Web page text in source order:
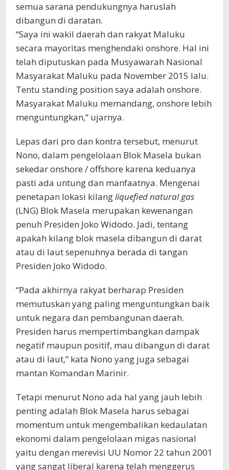
semua sarana pendukungnya haruslah
dibangun di daratan.
“Saya ini wakil daerah dan rakyat Maluku
secara mayoritas menghendaki onshore. Hal ini
telah diputuskan pada Musyawarah Nasional
Masyarakat Maluku pada November 2015 lalu.
Tentu standing position saya adalah onshore.
Masyarakat Maluku memandang, onshore lebih
menguntungkan,” ujarnya.
Lepas dari pro dan kontra tersebut, menurut
Nono, dalam pengelolaan Blok Masela bukan
sekedar onshore / offshore karena keduanya
pasti ada untung dan manfaatnya. Mengenai
penetapan lokasi kilangliquefied natural gas
(LNG) Blok Masela merupakan kewenangan
penuh Presiden Joko Widodo. Jadi, tentang
apakah kilang blok masela dibangun di darat
atau di laut sepenuhnya berada di tangan
Presiden Joko Widodo.
“Pada akhirnya rakyat berharap Presiden
memutuskan yang paling menguntungkan baik
untuk negara dan pembangunan daerah.
Presiden harus mempertimbangkan dampak
negatif maupun positif, mau dibangun di darat
atau di laut,” kata Nono yang juga sebagai
mantan Komandan Marinir.
Tetapi menurut Nono ada hal yang jauh lebih
penting adalah Blok Masela harus sebagai
momentum untuk mengembalikan kedaulatan
ekonomi dalam pengelolaan migas nasional
yaitu dengan merevisi UU Nomor 22 tahun 2001
yang sangat liberal karena telah menggerus